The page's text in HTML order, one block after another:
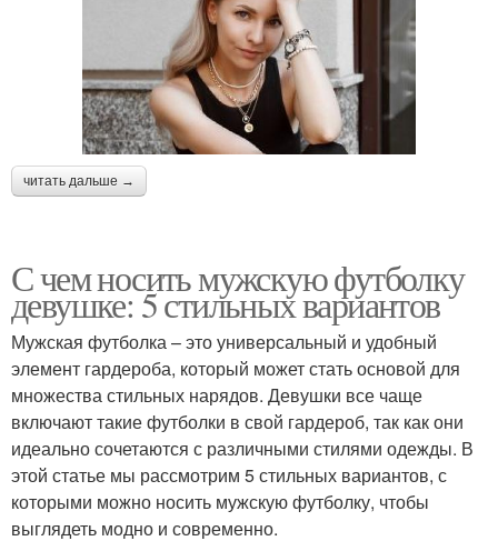
читать дальше →
С чем носить мужскую футболку
девушке: 5 стильных вариантов
Мужская футболка – это универсальный и удобный
элемент гардероба, который может стать основой для
множества стильных нарядов. Девушки все чаще
включают такие футболки в свой гардероб, так как они
идеально сочетаются с различными стилями одежды. В
этой статье мы рассмотрим 5 стильных вариантов, с
которыми можно носить мужскую футболку, чтобы
выглядеть модно и современно.